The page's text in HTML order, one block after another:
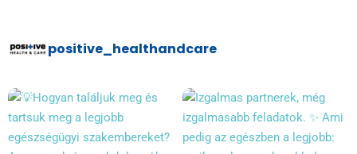
positive_healthandcare